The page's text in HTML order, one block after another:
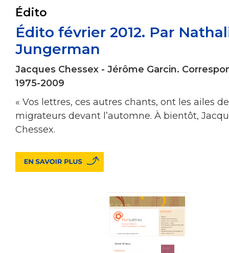
Édito
Édito février 2012. Par
Jungerman
Jacques Chessex - Jérôme Garcin.
1975-2009
« Vos lettres, ces autres chants, ont les ailes
migrateurs devant l’automne. À bientôt,
Chessex.